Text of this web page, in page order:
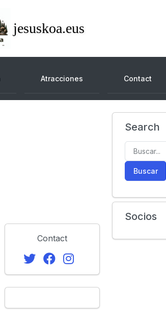
jesuskoa.eus
Atracciones Contact
Contact
Search
Buscar
Socios